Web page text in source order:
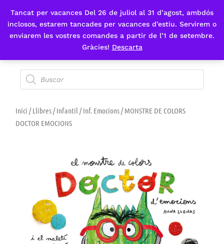
Tancat per vacances Del 26 de juliol al 31 d’agost, ambdós
inclosos, estarem tancades per vacances d’estiu. Servirem o
enviarem les vostres comandes a partir de l’1 de setembre.
Gràcies! Descarta
Fes-te'n sòcia
Inici /Llibres/Infantil /Inf. Emocions/ MONSTRE DE COLORS
DOCTOR EMOCIONS